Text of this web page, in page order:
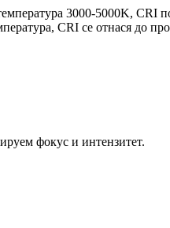
3000-5000K, CRI
CRI се отнася до
фокус и интензитет.